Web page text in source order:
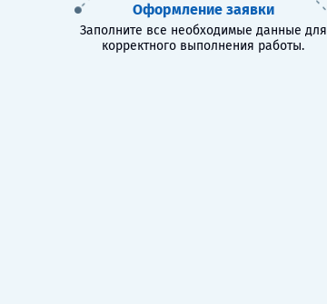
Оформление заявки
Заполните все необходимые данные для
корректного выполнения работы.